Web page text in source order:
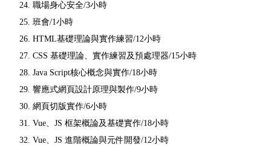
24. 職場身心安全/3小時
25. 班會/1小時
26. HTML基礎理論與實作練習/12小時
27. CSS 基礎理論、實作練習及預處理器/15小時
28. Java Script核心概念與實作/18小時
29. 響應式網頁設計原理與製作/9小時
30. 網頁切版實作/6小時
31. Vue、JS 框架概論及基礎實作/18小時
32. Vue、JS 進階概論與元件開發/12小時